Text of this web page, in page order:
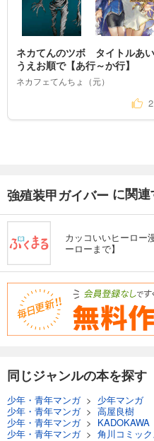
ネカてんのツボ　タイトルあい
うえお順で【あ行～か行】
ネカフェてんちょ（元）
2
強殖装甲ガイバー に関
カッコいいヒーロー
ーローまで】
同じジャンルの本を探す
少年・青年マンガ> 少年マンガ
少年・青年マンガ> 高屋良樹
少年・青年マンガ> KADOKAWA
少年・青年マンガ> 角川コミッ